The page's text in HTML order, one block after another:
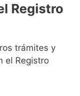
Registro
trámites y
el Registro